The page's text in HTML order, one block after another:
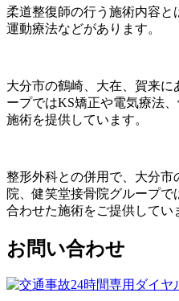
柔道整復師の行う施術内容と
運動療法などがあります。
大分市の鶴崎、大在、賀来
ープではKS矯正や電気療法
施術を提供しています。
整形外科との併用で、大分
院、健笑堂接骨院グループ
合わせた施術をご提供してい
お問い合わせ